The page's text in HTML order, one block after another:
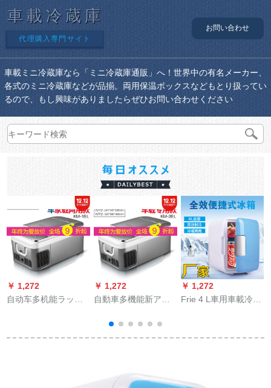
車載冷蔵庫
代理購入専門サイト
お問い合わせ
車載ミニ冷蔵庫なら「ミニ冷蔵庫通販」へ！世界中の有名メーカー、
各式のミニ冷蔵庫などが品揃。両用保温ボックスなどもとり扱ってい
るので、もし興味がありましたらぜひお問い合わせください
￥ 1,272
自动车多机能ラッド
用しているところを
￥ 1,272
自動車多機能新アウ
6 l A 5 A 7車載冷蔵車
用12 Vミニ冷蔵車用
￥ 1,272
Frie 4 L車用車載冷蔵
用冷蔵箱学生ピンク4